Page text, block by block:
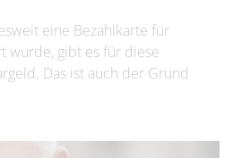
eine Bezahlkarte für
wurde, gibt es für diese
Das ist auch der Grund